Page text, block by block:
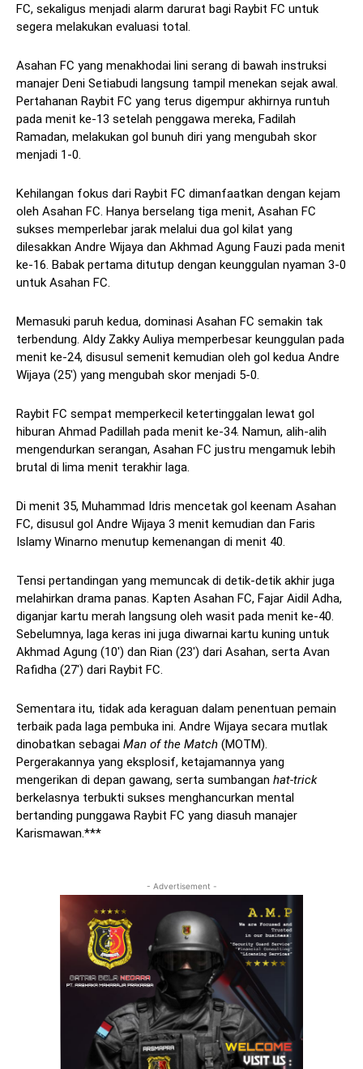
FC, sekaligus menjadi alarm darurat bagi Raybit FC untuk
segera melakukan evaluasi total.
Asahan FC yang menakhodai lini serang di bawah instruksi
manajer Deni Setiabudi langsung tampil menekan sejak awal.
Pertahanan Raybit FC yang terus digempur akhirnya runtuh
pada menit ke-13 setelah penggawa mereka, Fadilah
Ramadan, melakukan gol bunuh diri yang mengubah skor
menjadi 1-0.
Kehilangan fokus dari Raybit FC dimanfaatkan dengan kejam
oleh Asahan FC. Hanya berselang tiga menit, Asahan FC
sukses memperlebar jarak melalui dua gol kilat yang
dilesakkan Andre Wijaya dan Akhmad Agung Fauzi pada menit
ke-16. Babak pertama ditutup dengan keunggulan nyaman 3-0
untuk Asahan FC.
Memasuki paruh kedua, dominasi Asahan FC semakin tak
terbendung. Aldy Zakky Auliya memperbesar keunggulan pada
menit ke-24, disusul semenit kemudian oleh gol kedua Andre
Wijaya (25′) yang mengubah skor menjadi 5-0.
Raybit FC sempat memperkecil ketertinggalan lewat gol
hiburan Ahmad Padillah pada menit ke-34. Namun, alih-alih
mengendurkan serangan, Asahan FC justru mengamuk lebih
brutal di lima menit terakhir laga.
Di menit 35, Muhammad Idris mencetak gol keenam Asahan
FC, disusul gol Andre Wijaya 3 menit kemudian dan Faris
Islamy Winarno menutup kemenangan di menit 40.
Tensi pertandingan yang memuncak di detik-detik akhir juga
melahirkan drama panas. Kapten Asahan FC, Fajar Aidil Adha,
diganjar kartu merah langsung oleh wasit pada menit ke-40.
Sebelumnya, laga keras ini juga diwarnai kartu kuning untuk
Akhmad Agung (10′) dan Rian (23′) dari Asahan, serta Avan
Rafidha (27′) dari Raybit FC.
Sementara itu, tidak ada keraguan dalam penentuan pemain
terbaik pada laga pembuka ini. Andre Wijaya secara mutlak
dinobatkan sebagai Man of the Match (MOTM).
Pergerakannya yang eksplosif, ketajamannya yang
mengerikan di depan gawang, serta sumbangan hat-trick
berkelasnya terbukti sukses menghancurkan mental
bertanding punggawa Raybit FC yang diasuh manajer
Karismawan.***
- Advertisement -